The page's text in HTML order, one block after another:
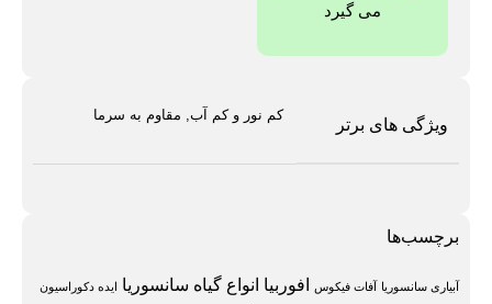
می گیرد
ویژگی های برتر
کم نور و کم آب, مقاوم به سرما
برچسب‌ها
آبیاری سانسوریا آفات فیکوس افوربیا انواع گیاه سانسوریا ایده دکوراسیون